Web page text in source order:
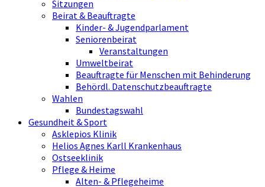
Sitzungen
Beirat & Beauftragte
Kinder- & Jugendparlament
Seniorenbeirat
Veranstaltungen
Umweltbeirat
Beauftragte für Menschen mit Behinderung
Behördl. Datenschutzbeauftragte
Wahlen
Bundestagswahl
Gesundheit & Sport
Asklepios Klinik
Helios Agnes Karll Krankenhaus
Ostseeklinik
Pflege & Heime
Alten- & Pflegeheime